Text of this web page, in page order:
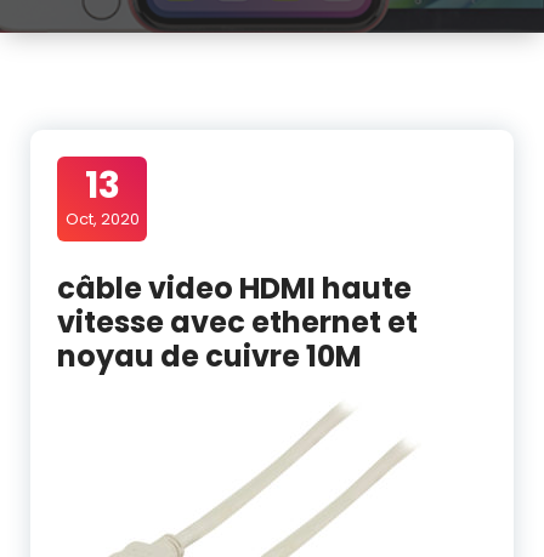
13
Oct, 2020
câble video HDMI haute
vitesse avec ethernet et
noyau de cuivre 10M